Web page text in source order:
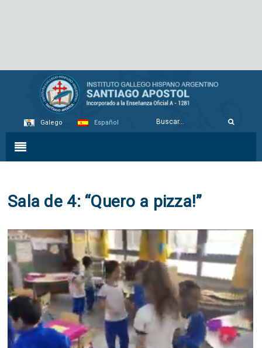
Galego Español
Sala de 4: “Quero a pizza!”